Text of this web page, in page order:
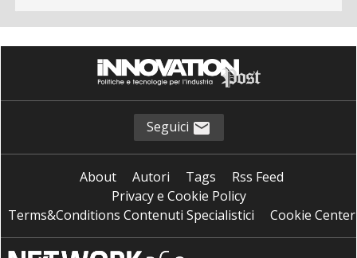
Seguici
About Autori Tags
Rss Feed
Privacy e Cookie Policy
Terms&Conditions Contenuti Specialistici
Cookie Center